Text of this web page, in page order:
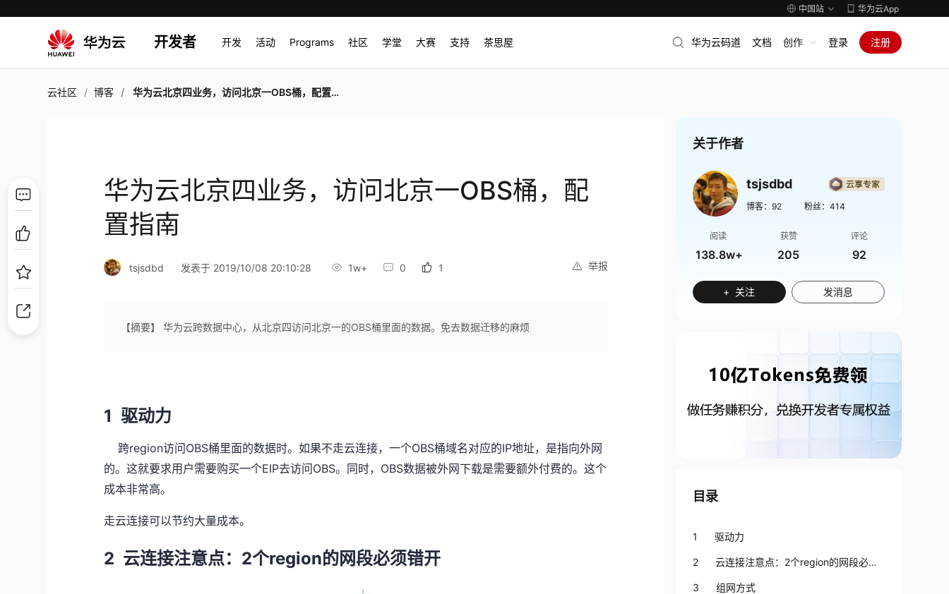
中国站 华为云App
开发者 开发 活动 Programs 社区 学堂 大赛 支持 茶思屋 华为云码道 文档 创作 登录 注册
云社区 博客 华为云北京四业务，访问北京一OBS桶，配置指南
华为云北京四业务，访问北京一OBS桶，配
置指南
举报
tsjsdbd 发表于 2019/10/08 20:10:28 1w+ 0 1
【摘要】 华为云跨数据中心，从北京四访问北京一的OBS桶里面的数据。免去数据迁移的麻烦
1 驱动力
跨region访问 OBS桶里面的数据时。如果不走云连接，一个OBS桶域名对应的IP地址，是指向外网
的。这就要求用户需要购买一个EIP去访问 OBS。同时， OBS数据被外网下载是需要额外付费的。这个
成本非常高。
走云连接可以节约大量成本。
2 云连接注意点： 2个region的网段必须错开
关于作者
tsjsdbd
博客： 92 粉丝： 414
阅读
138.8w+
获赞
205
评论
92
+ 关注 发消息
目录
1 驱动力
2 云连接注意点：2个region的网段必须
错开
3 组网方式